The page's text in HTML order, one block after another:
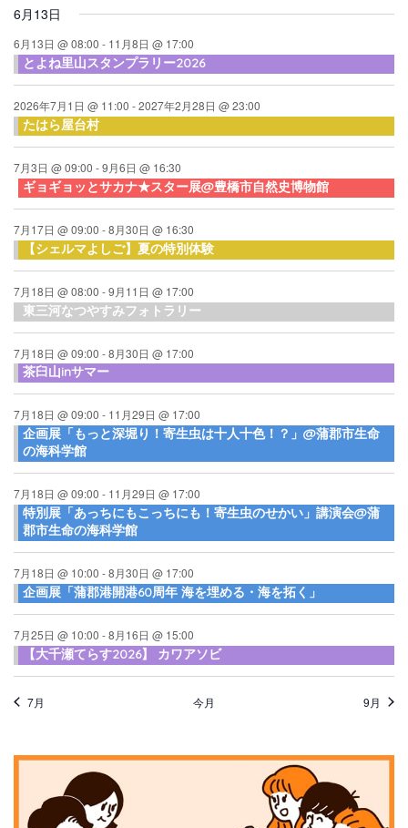
ョ
ン
を
表
示
ト,
6月13日
6月13日 @ 08:00 - 11月8日 @ 17:00
とよね里山スタンプラリー2026
2026年7月1日 @ 11:00 -2027年2月28日 @ 23:00
たはら屋台村
7月3日 @ 09:00 -9月6日 @ 16:30
ギョギョッとサカナ★スター展@豊橋市自然史博物館
7月17日 @ 09:00 -8月30日 @ 16:30
【シェルマよしご】夏の特別体験
7月18日 @ 08:00 -9月11日 @ 17:00
東三河なつやすみフォトラリー
7月18日 @ 09:00 -8月30日 @ 17:00
茶臼山inサマー
7月18日 @ 09:00 - 11月29日 @ 17:00
企画展「もっと深堀り！寄生虫は十人十色！？」@蒲郡市生命
の海科学館
7月18日 @ 09:00 - 11月29日 @ 17:00
特別展「あっちにもこっちにも！寄生虫のせかい」講演会@蒲
郡市生命の海科学館
7月18日 @ 10:00 -8月30日 @ 17:00
企画展「蒲郡港開港60周年 海を埋める・海を拓く」
7月25日 @ 10:00 -8月16日 @ 15:00
【大千瀬てらす2026】 カワアソビ
7月 今月 9月